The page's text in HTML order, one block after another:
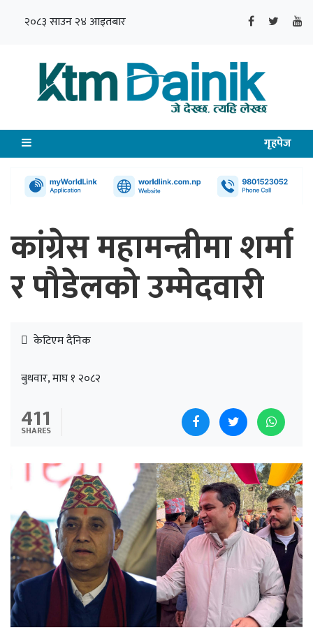
२०८३ साउन २४ आइतबार
गृहपेज
कांग्रेस महामन्त्रीमा शर्मा
र पौडेलको उम्मेदवारी
केटिएम दैनिक
बुधवार, माघ १ २०८२
411
SHARES